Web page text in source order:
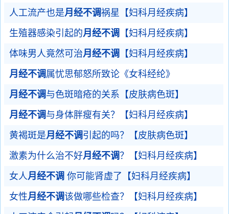
人工流产也是月经不调祸星【妇科月经疾病】
生殖器感染引起的月经不调 【妇科月经疾病】
体味男人竟然可治月经不调 【妇科月经疾病】
月经不调属忧思郁怒所致论《女科经纶》
月经不调与色斑暗疮的关系【皮肤病色斑】
月经不调与身体胖瘦有关？【妇科月经疾病】
黄褐斑是月经不调引起的吗？【皮肤病色斑】
激素为什么治不好月经不调？【妇科月经疾病】
女人月经不调 你可能肾虚了【妇科月经疾病】
女性月经不调该做哪些检查？【妇科月经疾病】